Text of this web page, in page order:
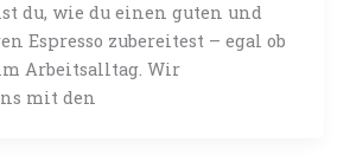
du, wie du einen guten und
Espresso zubereitest – egal ob
Arbeitsalltag. Wir
mit den